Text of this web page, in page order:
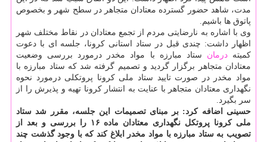
مدت، شاهد حضور گسترده معتادان متجاهر در سطح شهر و بخصوص
پاتوق ها باشیم.
وی با اشاره به نارضایتی مردم از تجمع معتادان در نقاط مختلف شهر
اظهار داشت: چندی قبل در ستاد استانی كرونا، جلسه ای با دعوت
كمیتهدرمان ستاد مبارزه با مواد مخدر درمورد بررسی وضعیت
معتادان متجاهر برگزار گردید و تصمیم گرفته شد كه ستاد مبارزه با
مواد مخدر در صورت تایید ستاد ملی كرونا پروتكلی درمورد نحوه
نگهداری معتادان متجاهر با عنایت به انتشار كرونا تهیه و پذیرش را از
سر بگیرد.
حسینی اضافه كرد: بر مبنای تصمیمات این جلسه، مقرر شد ستاد
ملی كرونا پروتكل نگهداری معتادان ماده ۱۶ را بررسی و بعد از
تصویب به ستاد مبارزه با مواد مخدر ابلاغ كند كه با وجود گذشت چند